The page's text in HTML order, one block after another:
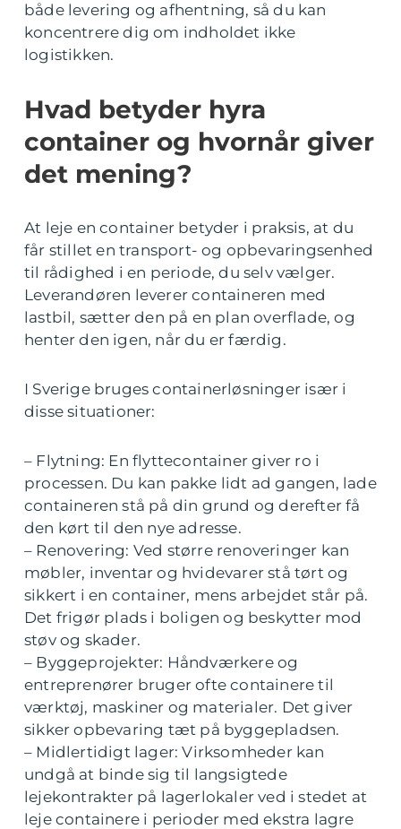
både levering og afhentning, så du kan
koncentrere dig om indholdet ikke
logistikken.
Hvad betyder hyra
container og hvornår giver
det mening?
At leje en container betyder i praksis, at du
får stillet en transport- og opbevaringsenhed
til rådighed i en periode, du selv vælger.
Leverandøren leverer containeren med
lastbil, sætter den på en plan overflade, og
henter den igen, når du er færdig.
I Sverige bruges containerløsninger især i
disse situationer:
– Flytning: En flyttecontainer giver ro i
processen. Du kan pakke lidt ad gangen, lade
containeren stå på din grund og derefter få
den kørt til den nye adresse.
– Renovering: Ved større renoveringer kan
møbler, inventar og hvidevarer stå tørt og
sikkert i en container, mens arbejdet står på.
Det frigør plads i boligen og beskytter mod
støv og skader.
– Byggeprojekter: Håndværkere og
entreprenører bruger ofte containere til
værktøj, maskiner og materialer. Det giver
sikker opbevaring tæt på byggepladsen.
– Midlertidigt lager: Virksomheder kan
undgå at binde sig til langsigtede
lejekontrakter på lagerlokaler ved i stedet at
leje containere i perioder med ekstra lagre